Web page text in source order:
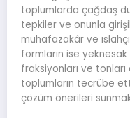
toplumlarda çağdaş
tepkiler ve onunla
muhafazakâr ve
formların ise
fraksiyonları ve
toplumların tecrübe
çözüm önerileri